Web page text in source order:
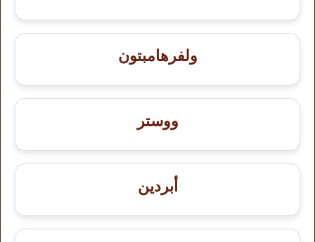
ولفرهامبتون
ووستر
أبردين